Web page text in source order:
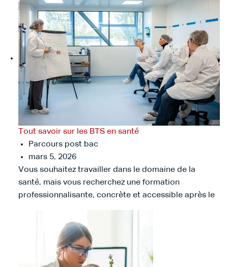
Tout savoir sur les BTS en santé
Parcours post bac
mars 5, 2026
Vous souhaitez travailler dans le domaine de la
santé, mais vous recherchez une formation
professionnalisante, concrète et accessible après le